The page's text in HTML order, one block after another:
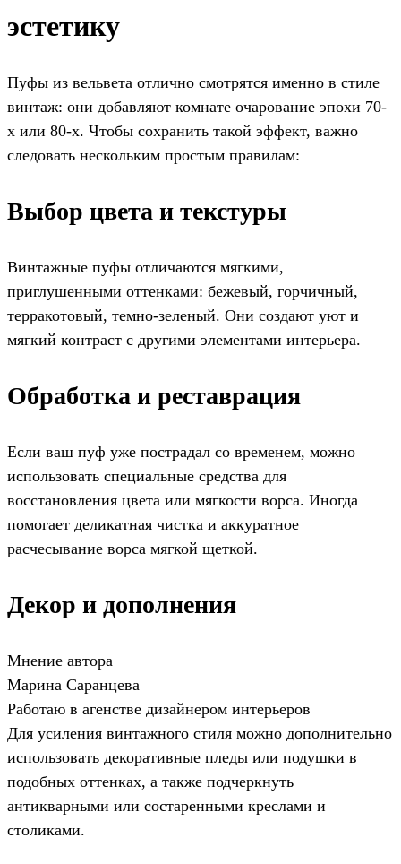
эстетику
Пуфы из вельвета отлично смотрятся именно в стиле
винтаж: они добавляют комнате очарование эпохи 70-
х или 80-х. Чтобы сохранить такой эффект, важно
следовать нескольким простым правилам:
Выбор цвета и текстуры
Винтажные пуфы отличаются мягкими,
приглушенными оттенками: бежевый, горчичный,
терракотовый, темно-зеленый. Они создают уют и
мягкий контраст с другими элементами интерьера.
Обработка и реставрация
Если ваш пуф уже пострадал со временем, можно
использовать специальные средства для
восстановления цвета или мягкости ворса. Иногда
помогает деликатная чистка и аккуратное
расчесывание ворса мягкой щеткой.
Декор и дополнения
Мнение автора
Марина Саранцева
Работаю в агенстве дизайнером интерьеров
Для усиления винтажного стиля можно дополнительно
использовать декоративные пледы или подушки в
подобных оттенках, а также подчеркнуть
антикварными или состаренными креслами и
столиками.